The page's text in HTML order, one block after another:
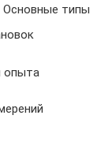
Основные типы
опыта